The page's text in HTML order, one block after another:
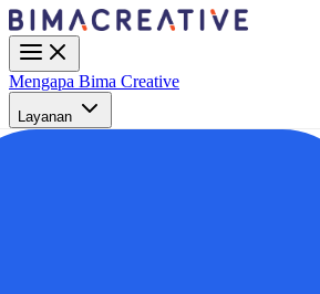
Mengapa Bima Creative
Layanan